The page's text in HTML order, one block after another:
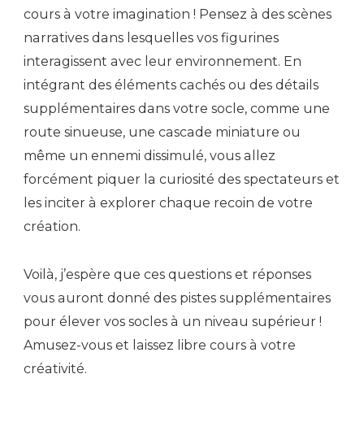
cours à votre imagination ! Pensez à des scènes
narratives dans lesquelles vos figurines
interagissent avec leur environnement. En
intégrant des éléments cachés ou des détails
supplémentaires dans votre socle, comme une
route sinueuse, une cascade miniature ou
même un ennemi dissimulé, vous allez
forcément piquer la curiosité des spectateurs et
les inciter à explorer chaque recoin de votre
création.
Voilà, j’espère que ces questions et réponses
vous auront donné des pistes supplémentaires
pour élever vos socles à un niveau supérieur !
Amusez-vous et laissez libre cours à votre
créativité.